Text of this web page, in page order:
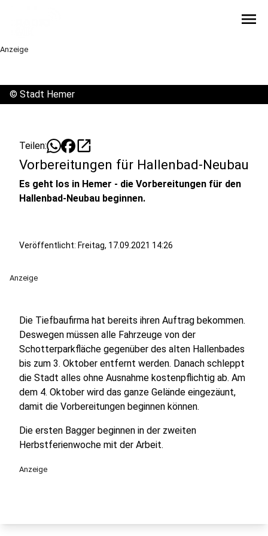
menu
Anzeige
© Stadt Hemer
Teilen: open_in_new
Vorbereitungen für Hallenbad-Neubau
Es geht los in Hemer - die Vorbereitungen für den
Hallenbad-Neubau beginnen.
Veröffentlicht: Freitag, 17.09.2021 14:26
Anzeige
Die Tiefbaufirma hat bereits ihren Auftrag bekommen.
Deswegen müssen alle Fahrzeuge von der
Schotterparkfläche gegenüber des alten Hallenbades
bis zum 3. Oktober entfernt werden. Danach schleppt
die Stadt alles ohne Ausnahme kostenpflichtig ab. Am
dem 4. Oktober wird das ganze Gelände eingezäunt,
damit die Vorbereitungen beginnen können.
Die ersten Bagger beginnen in der zweiten
Herbstferienwoche mit der Arbeit.
Anzeige